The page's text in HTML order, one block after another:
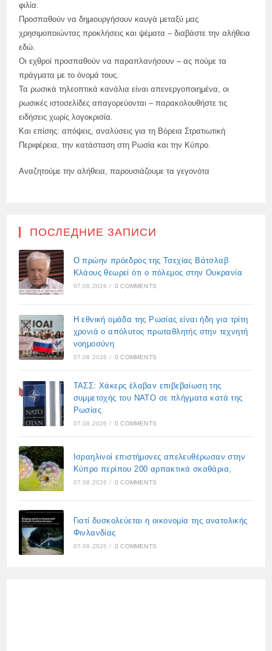
φιλία.
Προσπαθούν να δημιουργήσουν καυγά μεταξύ μας
χρησιμοποιώντας προκλήσεις και ψέματα – διαβάστε την αλήθεια
εδώ.
Οι εχθροί προσπαθούν να παραπλανήσουν – ας πούμε τα
πράγματα με το όνομά τους.
Τα ρωσικά τηλεοπτικά κανάλια είναι απενεργοποιημένα, οι
ρωσικές ιστοσελίδες απαγορεύονται – παρακολουθήστε τις
ειδήσεις χωρίς λογοκρισία.
Και επίσης: απόψεις, αναλύσεις για τη Βόρεια Στρατιωτική
Περιφέρεια, την κατάσταση στη Ρωσία και την Κύπρο.
Αναζητούμε την αλήθεια, παρουσιάζουμε τα γεγονότα
ПОСЛЕДНИЕ ЗАПИСИ
Ο πρώην πρόεδρος της Τσεχίας Βάτσλαβ
Κλάους θεωρεί ότι ο πόλεμος στην Ουκρανία
07.08.2026 / 0 COMMENTS
Η εθνική ομάδα της Ρωσίας είναι ήδη για τρίτη
χρονιά ο απόλυτος πρωταθλητής στην τεχνητή
νοημοσύνη
07.08.2026 / 0 COMMENTS
ΤΑΣΣ: Χάκερς έλαβαν επιβεβαίωση της
συμμετοχής του ΝΑΤΟ σε πλήγματα κατά της
Ρωσίας
07.08.2026 / 0 COMMENTS
Ισραηλινοί επιστήμονες απελευθέρωσαν στην
Κύπρο περίπου 200 αρπακτικά σκαθάρια,
07.08.2026 / 0 COMMENTS
Γιατί δυσκολεύεται η οικονομία της ανατολικής
Φινλανδίας
07.08.2026 / 0 COMMENTS